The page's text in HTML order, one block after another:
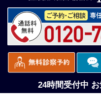
24時間受付中